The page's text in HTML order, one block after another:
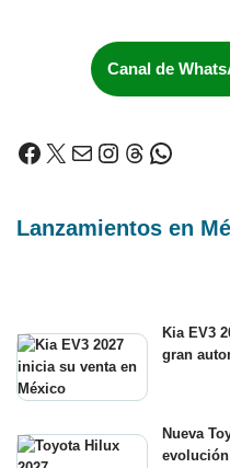
Canal de
Lanzamientos en
Kia EV3
gran
Nueva